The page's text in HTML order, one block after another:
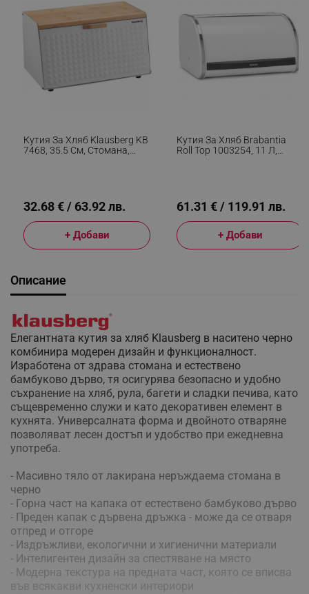
Кутия За Хляб Klausberg KB
7468, 35.5 См, Стомана,
32.68 € / 63.92 лв.
+ Добави
Кутия За Хляб Brabantia
Roll Top 1003254, 11 Л,
61.31 € / 119.91 лв.
+ Добави
Описание
Елегантната кутия за хляб Klausberg в наситено черно
комбинира модерен дизайн и функционалност.
Изработена от здрава стомана и естествено
бамбуково дърво, тя осигурява безопасно и удобно
съхранение на хляб, рула, багети и сладки печива, като
същевременно служи и като декоративен елемент в
кухнята. Универсалната форма и двойното отваряне
позволяват лесен достъп и удобство при ежедневна
употреба.
- Масивно тяло от лакирана неръждаема стомана в
черно
- Горна част на капака от естествено бамбуково дърво
- Преден капак с дървена дръжка - може да се отваря
отпред и отгоре
- Издръжливи, екологични и хигиенични материали
- Интелигентен дизайн за спестяване на място
- Модерна текстура на предната част, която се вписва
във всякакви кухненски интериори